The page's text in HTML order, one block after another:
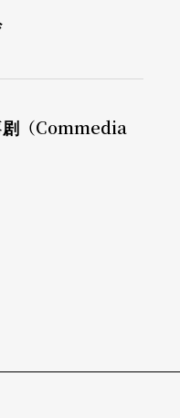
而且他说阿格丽希
以及当她在伦敦演
聪一句建言而揣测
感和她对自己演奏
出最多的光彩和效
的表情中，看到了
剧（Commedia